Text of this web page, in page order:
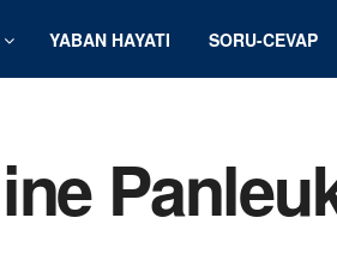
YABAN HAYATI SORU-CEVAP